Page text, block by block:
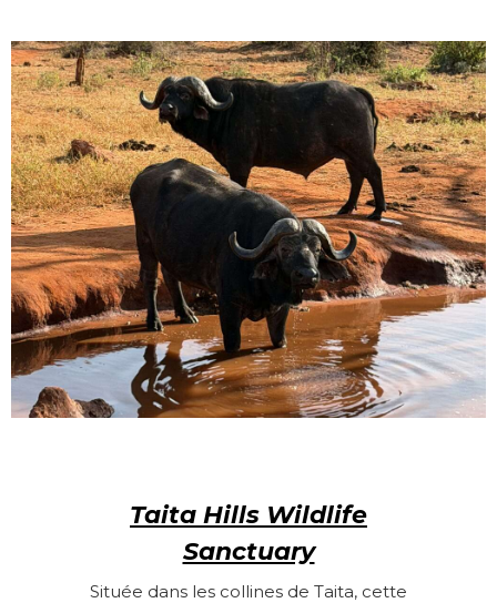
Taita Hills Wildlife
Sanctuary
Située dans les collines de Taita, cette